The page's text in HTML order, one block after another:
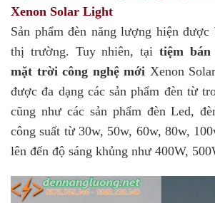
Xenon Solar Light
Sản phẩm đèn năng lượng hiện được
thị trường. Tuy nhiên, tại tiệm bán
mặt trời công nghệ mới Xenon
được đa dạng các sản phẩm đèn từ
cũng như các sản phẩm đèn Led,
công suất từ 30w, 50w, 60w, 80w,
lên đến độ sáng khủng như 400W,